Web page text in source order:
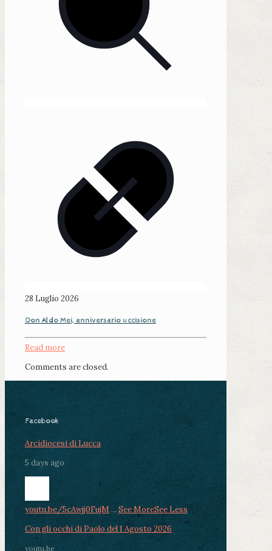
28 Luglio 2026
Don Aldo Mei, anniversario uccisione
Read more
Comments are closed.
Facebook
Arcidiocesi di Lucca
5 days ago
youtu.be/5cAwjj0FujM ... See MoreSee Less
Con gli occhi di Paolo del 1 Agosto 2026
youtu.be